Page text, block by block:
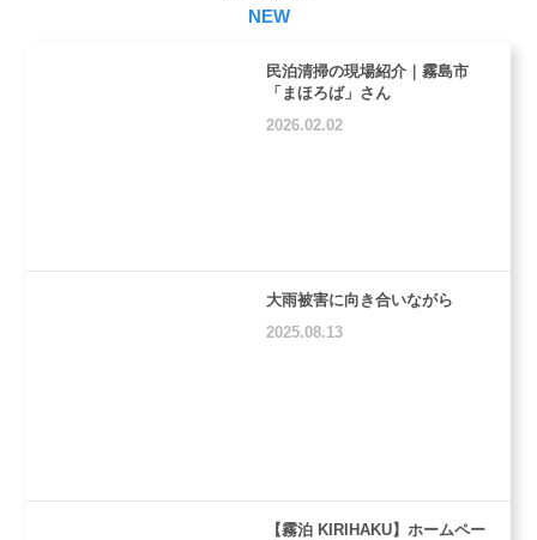
NEW
民泊清掃の現場紹介｜霧島市
「まほろば」さん
2026.02.02
大雨被害に向き合いながら
2025.08.13
【霧泊 KIRIHAKU】ホームペー